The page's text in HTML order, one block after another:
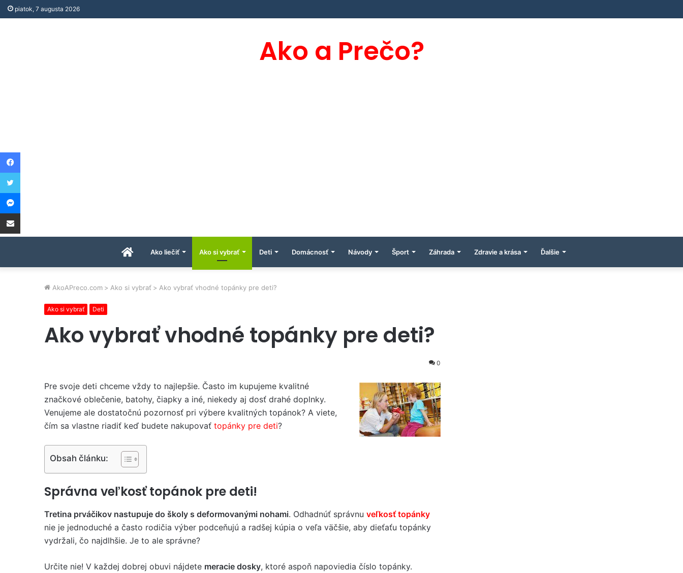
piatok, 7 augusta 2026
Ako a Prečo?
ÚvodnáAko liečiť Ako si vybrať Deti Domácnosť Návody Šport Záhrada Zdravie a krása Ďalšie
AkoAPreco.com > Ako si vybrať > Ako vybrať vhodné topánky pre deti?
Ako si vybrať Deti
Ako vybrať vhodné topánky pre deti?
0
Pre svoje deti chceme vždy to najlepšie. Často im kupujeme kvalitné
značkové oblečenie, batohy, čiapky a iné, niekedy aj dosť drahé doplnky.
Venujeme ale dostatočnú pozornosť pri výbere kvalitných topánok? A viete,
čím sa vlastne riadiť keď budete nakupovať topánky pre deti?
Obsah článku:
Správna veľkosť topánok pre deti!
Tretina prváčikov nastupuje do školy s deformovanými nohami. Odhadnúť správnu veľkosť topánky
nie je jednoduché a často rodičia výber podceňujú a radšej kúpia o veľa väčšie, aby dieťaťu topánky
vydržali, čo najdlhšie. Je to ale správne?
Určite nie! V každej dobrej obuvi nájdete meracie dosky, ktoré aspoň napoviedia číslo topánky.
Facebook
Twitter
Messenger
Share via Email